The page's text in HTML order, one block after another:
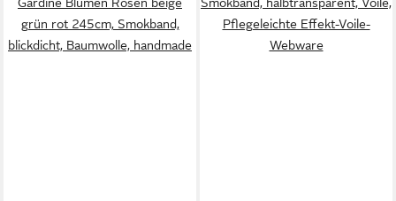
grün rot 245cm, Smokband,
blickdicht, Baumwolle, handmade
Pflegeleichte Effekt-Voile-
Webware